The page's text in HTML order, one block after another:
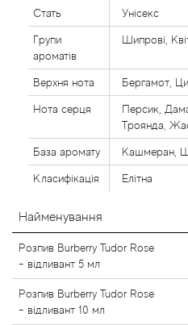
Стать Унісекс
Групи
ароматів
Шипрові,
Верхня нота Бергамот,
Нота серця
Персик,
Троянда,
База аромату Кашмеран,
Класифікація Елітна
Найменування
Розпив Burberry Tudor Rose
- відливант 5 мл
Розпив Burberry Tudor Rose
- відливант 10 мл